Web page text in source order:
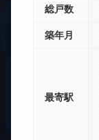
総戸数
築年月
最寄駅